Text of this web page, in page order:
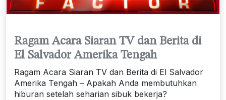
Ragam Acara Siaran TV dan Berita di
El Salvador Amerika Tengah
Ragam Acara Siaran TV dan Berita di El Salvador
Amerika Tengah – Apakah Anda membutuhkan
hiburan setelah seharian sibuk bekerja?